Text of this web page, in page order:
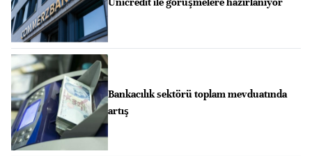
Bankacılık sektörü toplam mevduatında
artış